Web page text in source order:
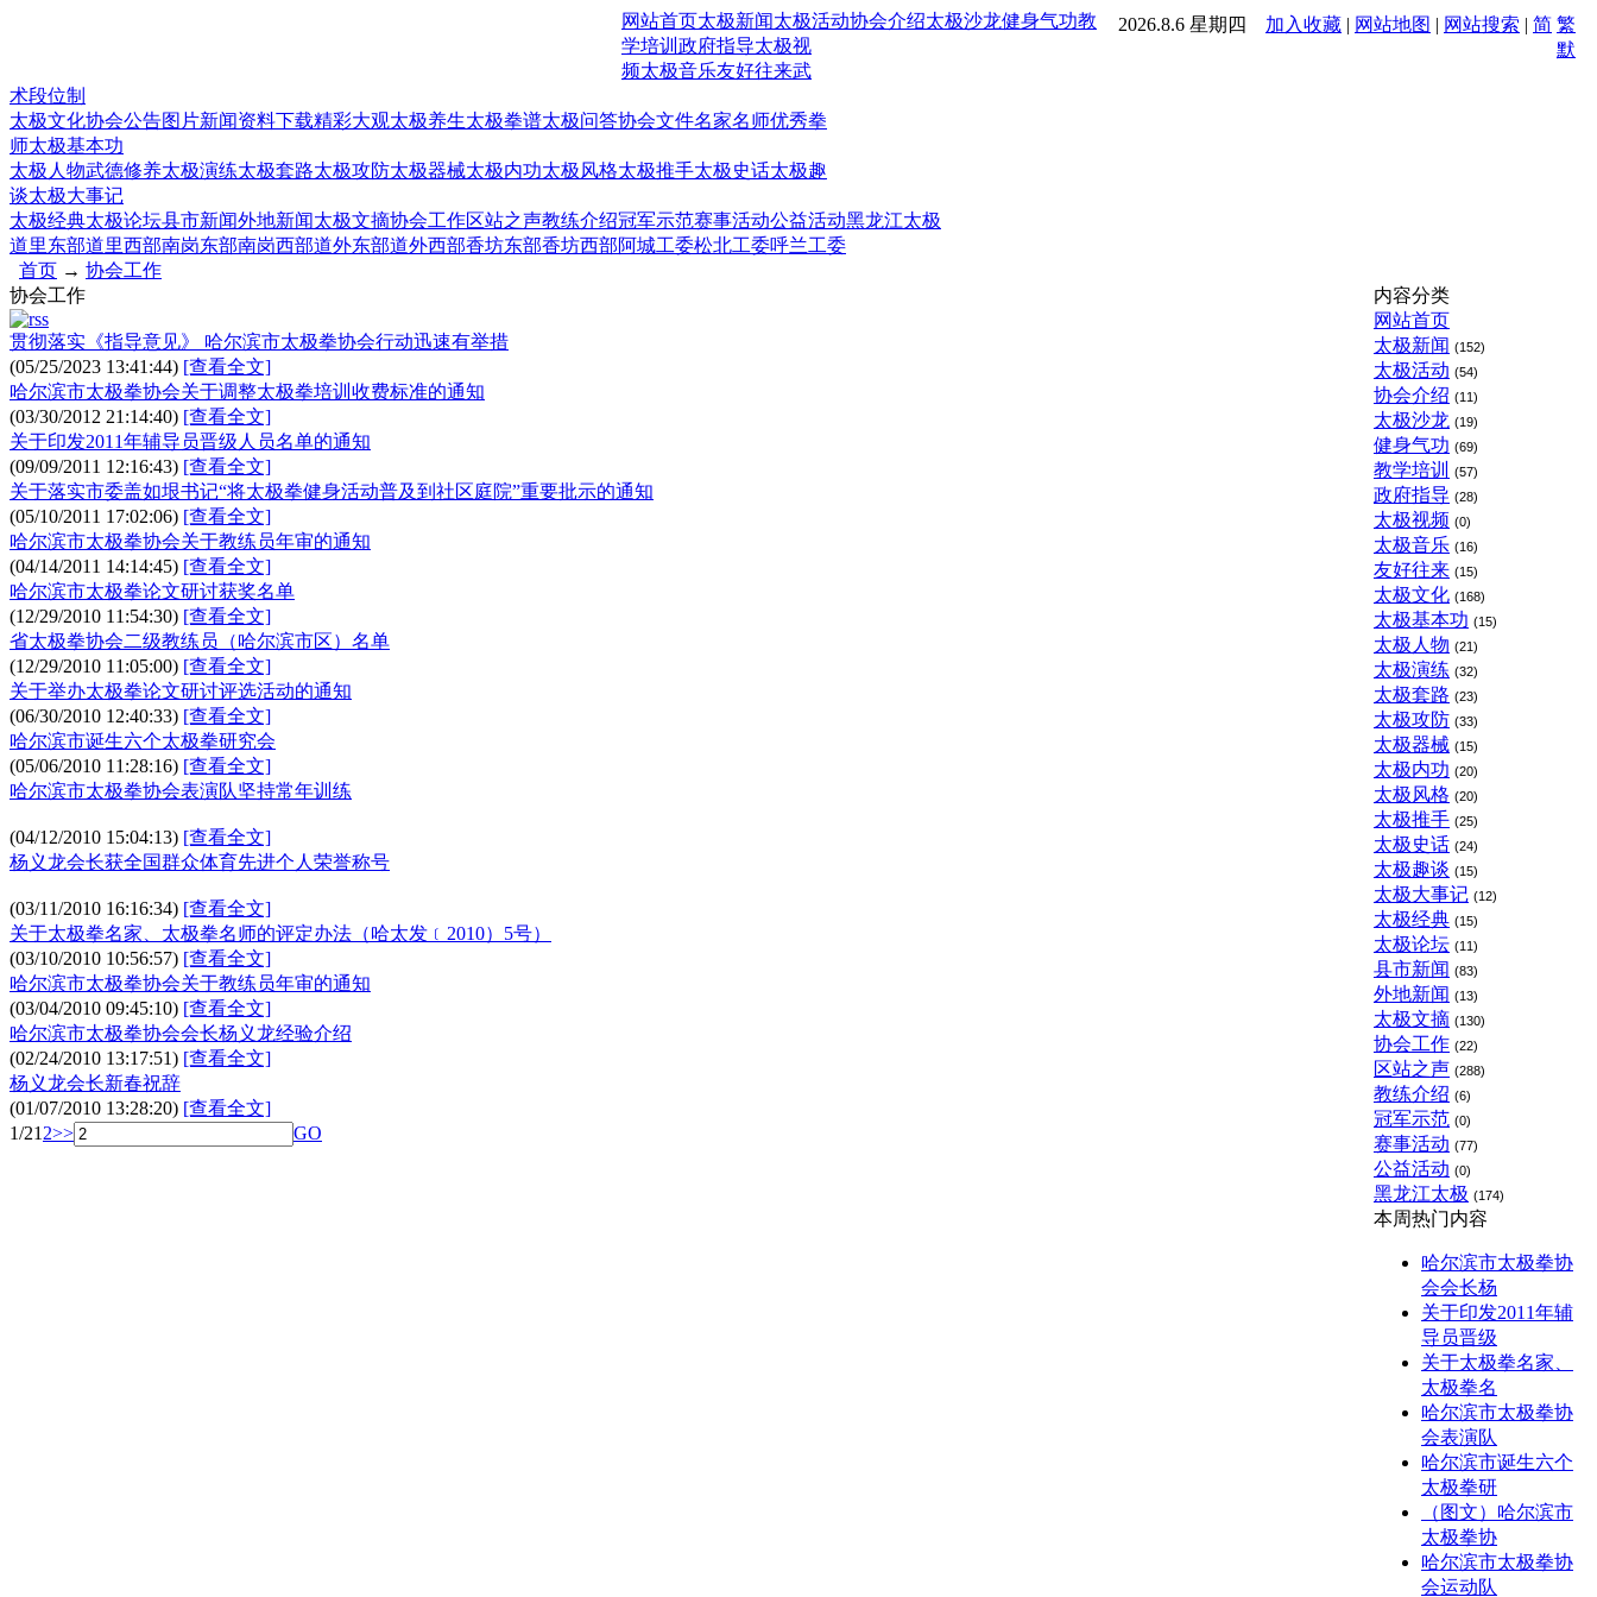
2026.8.6 星期四 加入收藏 | 网站地图 | 网站搜索 | 简 繁
默
网站首页太极新闻太极活动协会介绍太极沙龙健身气功教
学培训 政府指导太极视
频太极音乐友好往来武
术段位制
太极文化协会公告图片新闻资料下载精彩大观太极养生太极拳谱太极问答协会文件名家名师优秀拳
师太极基本功
太极人物武德修养太极演练太极套路太极攻防太极器械太极内功太极风格太极推手太极史话太极趣
谈太极大事记
太极经典太极论坛县市新闻外地新闻太极文摘协会工作区站之声教练介绍冠军示范赛事活动公益活动黑龙江太极
道里东部道里西部南岗东部南岗西部道外东部道外西部香坊东部香坊西部阿城工委松北工委呼兰工委
首页 → 协会工作
协会工作
贯彻落实《指导意见》 哈尔滨市太极拳协会行动迅速有举措
(05/25/2023 13:41:44) [查看全文]
哈尔滨市太极拳协会关于调整太极拳培训收费标准的通知
(03/30/2012 21:14:40) [查看全文]
关于印发2011年辅导员晋级人员名单的通知
(09/09/2011 12:16:43) [查看全文]
关于落实市委盖如垠书记“将太极拳健身活动普及到社区庭院”重要批示的通知
(05/10/2011 17:02:06) [查看全文]
哈尔滨市太极拳协会关于教练员年审的通知
(04/14/2011 14:14:45) [查看全文]
哈尔滨市太极拳论文研讨获奖名单
(12/29/2010 11:54:30) [查看全文]
省太极拳协会二级教练员（哈尔滨市区）名单
(12/29/2010 11:05:00) [查看全文]
关于举办太极拳论文研讨评选活动的通知
(06/30/2010 12:40:33) [查看全文]
哈尔滨市诞生六个太极拳研究会
(05/06/2010 11:28:16) [查看全文]
哈尔滨市太极拳协会表演队坚持常年训练
(04/12/2010 15:04:13) [查看全文]
杨义龙会长获全国群众体育先进个人荣誉称号
(03/11/2010 16:16:34) [查看全文]
关于太极拳名家、太极拳名师的评定办法（哈太发﹝2010）5号）
(03/10/2010 10:56:57) [查看全文]
哈尔滨市太极拳协会关于教练员年审的通知
(03/04/2010 09:45:10) [查看全文]
哈尔滨市太极拳协会会长杨义龙经验介绍
(02/24/2010 13:17:51) [查看全文]
杨义龙会长新春祝辞
(01/07/2010 13:28:20) [查看全文]
1/21 2>> GO
内容分类
网站首页
太极新闻 (152)
太极活动 (54)
协会介绍 (11)
太极沙龙 (19)
健身气功 (69)
教学培训 (57)
政府指导 (28)
太极视频 (0)
太极音乐 (16)
友好往来 (15)
太极文化 (168)
太极基本功 (15)
太极人物 (21)
太极演练 (32)
太极套路 (23)
太极攻防 (33)
太极器械 (15)
太极内功 (20)
太极风格 (20)
太极推手 (25)
太极史话 (24)
太极趣谈 (15)
太极大事记 (12)
太极经典 (15)
太极论坛 (11)
县市新闻 (83)
外地新闻 (13)
太极文摘 (130)
协会工作 (22)
区站之声 (288)
教练介绍 (6)
冠军示范 (0)
赛事活动 (77)
公益活动 (0)
黑龙江太极 (174)
本周热门内容
哈尔滨市太极拳协
会会长杨
关于印发2011年辅
导员晋级
关于太极拳名家、
太极拳名
哈尔滨市太极拳协
会表演队
哈尔滨市诞生六个
太极拳研
（图文）哈尔滨市
太极拳协
哈尔滨市太极拳协
会运动队